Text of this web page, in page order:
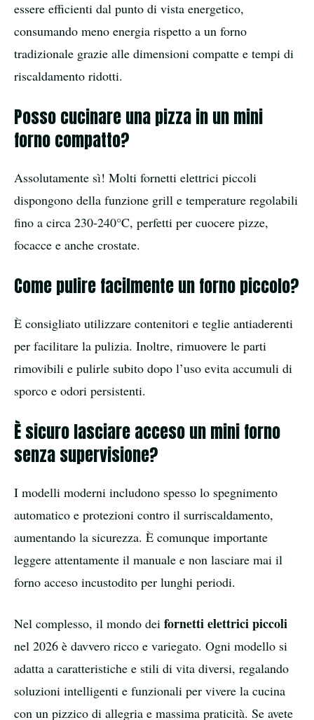
essere efficienti dal punto di vista energetico,
consumando meno energia rispetto a un forno
tradizionale grazie alle dimensioni compatte e tempi di
riscaldamento ridotti.
Posso cucinare una pizza in un mini
forno compatto?
Assolutamente sì! Molti fornetti elettrici piccoli
dispongono della funzione grill e temperature regolabili
fino a circa 230-240°C, perfetti per cuocere pizze,
focacce e anche crostate.
Come pulire facilmente un forno piccolo?
È consigliato utilizzare contenitori e teglie antiaderenti
per facilitare la pulizia. Inoltre, rimuovere le parti
rimovibili e pulirle subito dopo l’uso evita accumuli di
sporco e odori persistenti.
È sicuro lasciare acceso un mini forno
senza supervisione?
I modelli moderni includono spesso lo spegnimento
automatico e protezioni contro il surriscaldamento,
aumentando la sicurezza. È comunque importante
leggere attentamente il manuale e non lasciare mai il
forno acceso incustodito per lunghi periodi.
Nel complesso, il mondo dei fornetti elettrici piccoli
nel 2026 è davvero ricco e variegato. Ogni modello si
adatta a caratteristiche e stili di vita diversi, regalando
soluzioni intelligenti e funzionali per vivere la cucina
con un pizzico di allegria e massima praticità. Se avete